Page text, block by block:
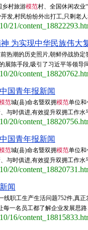
乡村旅游模范村、全国休闲农业
发,村民纷纷外出打工,只剩老
21/
为实现中华民族伟大
热潮的历史照片,朝鲜停战协
陈手段,吸引了习近平等领导
20/
国青年报新闻
范城(县)命名暨双拥模范单位和
与时俱进,有效提升双拥工作
20/
国青年报新闻
范城(县)命名暨双拥模范单位和
与时俱进,有效提升双拥工作
20/
闻
线职工生产生活问题752件,真
一名员工都了解企业发展思
16/